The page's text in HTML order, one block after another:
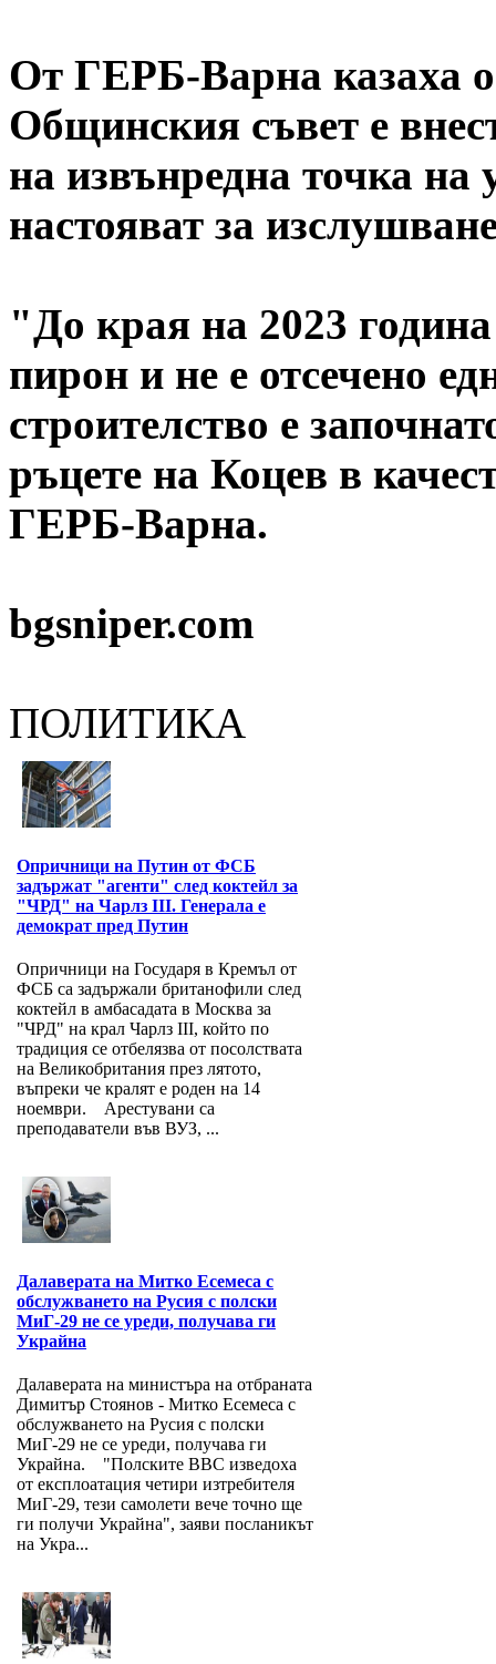
От ГЕРБ-Варна казаха
Общинския съвет е
на извънредна точка на
настояват за
"До края на 2023 година
пирон и не е отсечено
строителство е
ръцете на Коцев в
ГЕРБ-Варна.
bgsniper.com
ПОЛИТИКА
Опричници на Путин от ФСБ
задържат "агенти" след коктейл за
"ЧРД" на Чарлз III. Генерала е
демократ пред Путин
Опричници на Государя в Кремъл от
ФСБ са задържали британофили след
коктейл в амбасадата в Москва за
"ЧРД" на крал Чарлз III, който по
традиция се отбелязва от посолствата
на Великобритания през лятото,
въпреки че кралят е роден на 14
ноември. Арестувани са
преподаватели във ВУЗ, ...
Далаверата на Митко Есемеса с
обслужването на Русия с полски
МиГ-29 не се уреди, получава ги
Украйна
Далаверата на министъра на отбраната
Димитър Стоянов - Митко Есемеса с
обслужването на Русия с полски
МиГ-29 не се уреди, получава ги
Украйна. "Полските ВВС изведоха
от експлоатация четири изтребителя
МиГ-29, тези самолети вече точно ще
ги получи Украйна", заяви посланикът
на Укра...